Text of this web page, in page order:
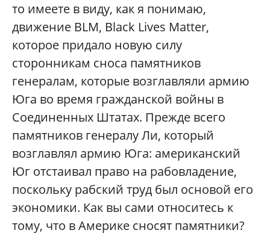
то имеете в виду, как я понимаю,
движение BLM, Black Lives Matter,
которое придало новую силу
сторонникам сноса памятников
генералам, которые возглавляли армию
Юга во время гражданской войны в
Соединенных Штатах. Прежде всего
памятников генералу Ли, который
возглавлял армию Юга: американский
Юг отстаивал право на рабовладение,
поскольку рабский труд был основой его
экономики. Как вы сами относитесь к
тому, что в Америке сносят памятники?